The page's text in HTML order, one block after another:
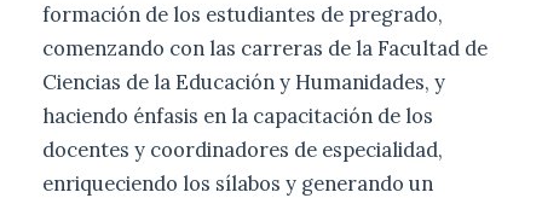
formación de los estudiantes de pregrado,
comenzando con las carreras de la Facultad de
Ciencias de la Educación y Humanidades, y
haciendo énfasis en la capacitación de los
docentes y coordinadores de especialidad,
enriqueciendo los sílabos y generando un